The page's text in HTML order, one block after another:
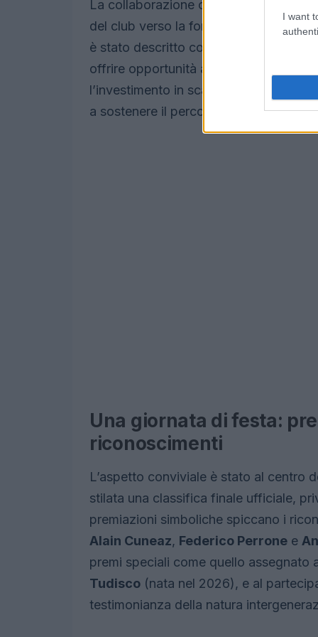
I want
La collaborazione con
del club verso la formazione
è stato descritto come elemento
offrire opportunità a giovani e meno
l’investimento in scambi tecnici sia
a sostenere il percorso di crescita
Una giornata di festa:
riconoscimenti
L’aspetto conviviale è stato al centro
stilata una classifica finale ufficiale,
premiazioni simboliche spiccano i
Alain Cuneaz, Federico Perrone e
premi speciali come quello assegnato
Tudisco (nata nel 2026), e al
testimonianza della natura